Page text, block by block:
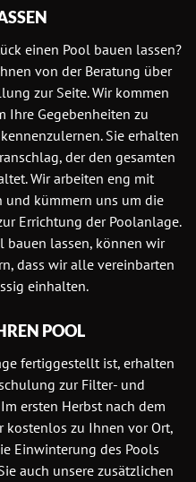
einen Pool bauen lassen?
von der Beratung über
zur Seite. Wir kommen
Ihre Gegebenheiten zu
Sie erhalten
der den gesamten
Wir arbeiten eng mit
und kümmern uns um die
Errichtung der Poolanlage.
bauen lassen, können wir
dass wir alle vereinbarten
einhalten.
POOL
fertiggestellt ist, erhalten
zur Filter- und
ersten Herbst nach dem
kostenlos zu Ihnen vor Ort,
Einwinterung des Pools
auch unsere zusätzlichen